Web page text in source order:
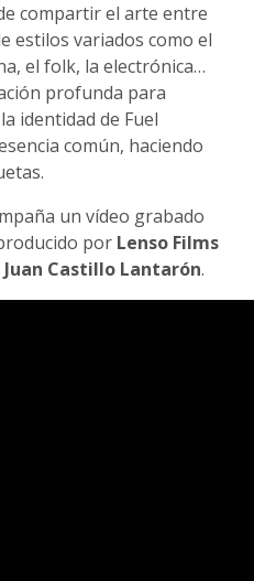
compartir el arte entre
estilos variados como el
el folk, la electrónica…
profunda para
identidad de Fuel
común, haciendo
un vídeo grabado
por Lenso Films
Juan Castillo Lantarón.